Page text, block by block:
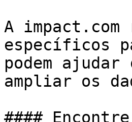
A impact.com
específicos
podem
ampliar os
####